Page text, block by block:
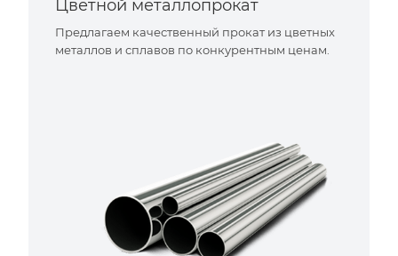
Цветной металлопрокат
Предлагаем качественный прокат из цветных
металлов и сплавов по конкурентным ценам.